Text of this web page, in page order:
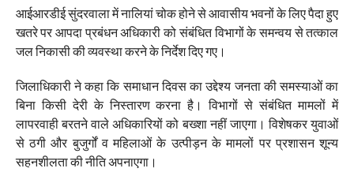
आईआरडीई सुंदरवाला में नालियां चोक होने से आवासीय भवनों के लिए पैदा हुए
खतरे पर आपदा प्रबंधन अधिकारी को संबंधित विभागों के समन्वय से तत्काल
जल निकासी की व्यवस्था करने के निर्देश दिए गए।
जिलाधिकारी ने कहा कि समाधान दिवस का उद्देश्य जनता की समस्याओं का
बिना किसी देरी के निस्तारण करना है। विभागों से संबंधित मामलों में
लापरवाही बरतने वाले अधिकारियों को बख्शा नहीं जाएगा। विशेषकर युवाओं
से ठगी और बुजुर्गों व महिलाओं के उत्पीड़न के मामलों पर प्रशासन शून्य
सहनशीलता की नीति अपनाएगा।